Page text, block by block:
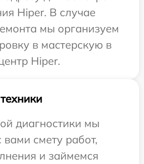
Hiper. В случае
мы организуем
в мастерскую в
Hiper.
диагностики мы
вами смету работ,
и займемся